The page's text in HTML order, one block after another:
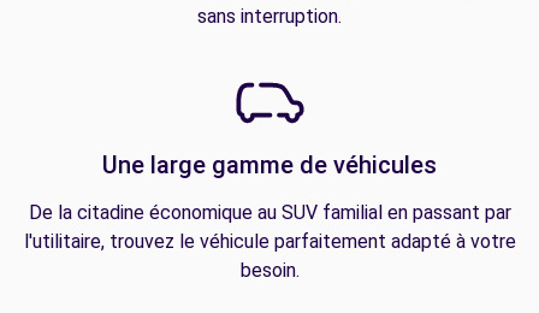
sans interruption.
Une large gamme de véhicules
De la citadine économique au SUV familial en passant par
l'utilitaire, trouvez le véhicule parfaitement adapté à votre
besoin.